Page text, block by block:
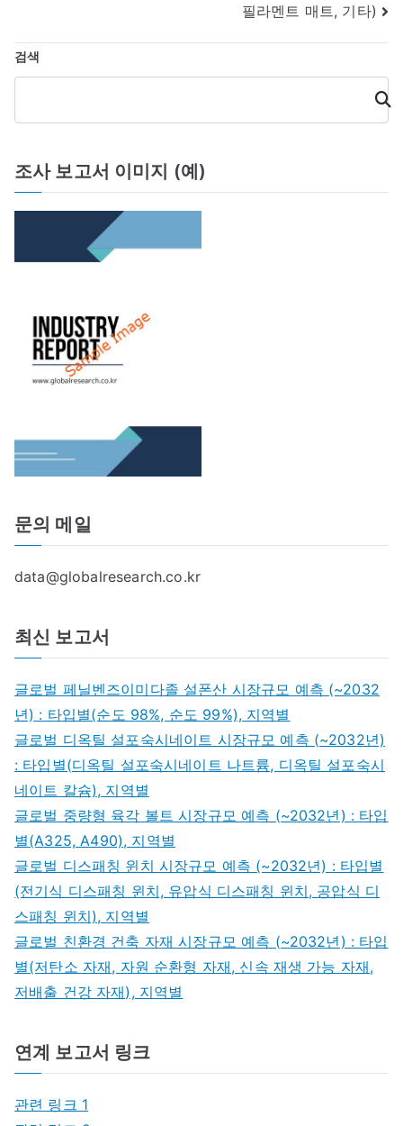
이
필라멘트 매트, 기타)
검색
검
색
조사 보고서 이미지 (예)
문의 메일
data@globalresearch.co.kr
최신 보고서
글로벌 페닐벤즈이미다졸 설폰산 시장규모 예측 (~2032
년) : 타입별(순도 98%, 순도 99%), 지역별
글로벌 디옥틸 설포숙시네이트 시장규모 예측 (~2032년)
: 타입별(디옥틸 설포숙시네이트 나트륨, 디옥틸 설포숙시
네이트 칼슘), 지역별
글로벌 중량형 육각 볼트 시장규모 예측 (~2032년) : 타입
별(A325, A490), 지역별
글로벌 디스패칭 윈치 시장규모 예측 (~2032년) : 타입별
(전기식 디스패칭 윈치, 유압식 디스패칭 윈치, 공압식 디
스패칭 윈치), 지역별
글로벌 친환경 건축 자재 시장규모 예측 (~2032년) : 타입
별(저탄소 자재, 자원 순환형 자재, 신속 재생 가능 자재,
저배출 건강 자재), 지역별
연계 보고서 링크
관련 링크 1